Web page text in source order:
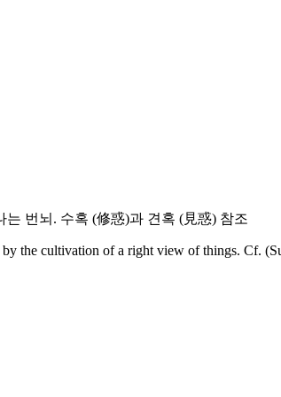
번뇌. 수혹 (修惑)과 견혹 (見惑) 참조
the cultivation of a right view of things. Cf.